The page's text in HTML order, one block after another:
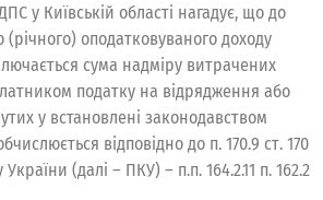
у Київській області нагадує, що до
(річного) оподатковуваного доходу
сума надміру витрачених
податку на відрядження або
у встановлені законодавством
відповідно до п. 170.9 ст. 170
(далі – ПКУ) – п.п. 164.2.11 п. 162.2